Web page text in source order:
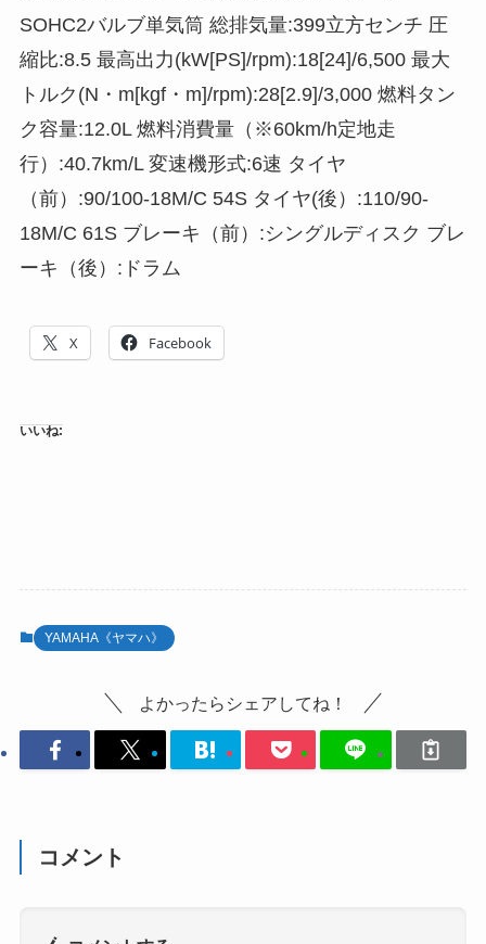
SOHC2バルブ単気筒 総排気量:399立方センチ 圧
縮比:8.5 最高出力(kW[PS]/rpm):18[24]/6,500 最大
トルク(N・m[kgf・m]/rpm):28[2.9]/3,000 燃料タン
ク容量:12.0L 燃料消費量（※60km/h定地走
行）:40.7km/L 変速機形式:6速 タイヤ
（前）:90/100-18M/C 54S タイヤ(後）:110/90-
18M/C 61S ブレーキ（前）:シングルディスク ブレ
ーキ（後）:ドラム
X Facebook
いいね:
YAMAHA《ヤマハ》
よかったらシェアしてね！
コメント